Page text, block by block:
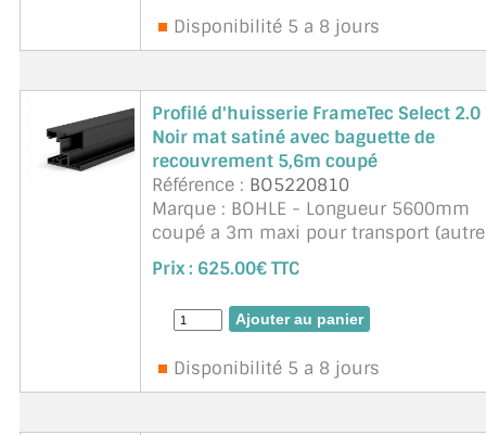
Disponibilité 5 a 8 jours
Profilé d'huisserie FrameTec Select 2.0
Noir mat satiné avec baguette de
recouvrement 5,6m coupé
Référence : BO5220810
Marque : BOHLE - Longueur 5600mm
coupé a 3m maxi pour transport (autre
contrainte nous consulter).
Accessoires pour charnières, serrures,
etc... a commander séparément . 3
charnières ...suite
Prix : 625.00€ TTC
Disponibilité 5 a 8 jours